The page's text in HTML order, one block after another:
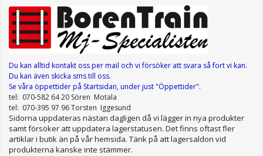
Du kan alltid kontakt oss per mail och vi försöker att svara så fort vi kan.
Du kan även skicka sms till oss.
Se våra öppettiderpå Startsidan, under just "Öppettider".
tel: 070-582 64 20 Sören Motala
tel: 070-395 97 96 Torsten Iggesund
Sidorna uppdateras nästan dagligen då vi lägger in nya produkter
samt försöker att uppdatera lagerstatusen. Det finns oftast fler
artiklar i butik än på vår hemsida. Tänk på att lagersaldon vid
produkterna kanske inte stämmer.